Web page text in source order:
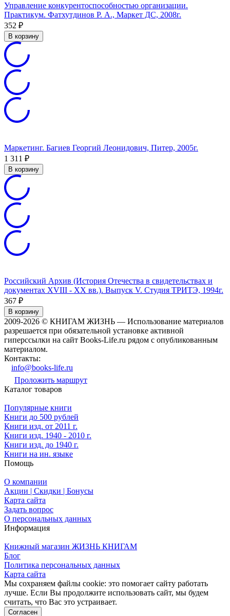
Управление конкурентоспособностью организации.
Практикум. Фатхутдинов Р. А., Маркет ДС, 2008г.
352 ₽
В корзину
Маркетинг. Багиев Георгий Леонидович, Питер, 2005г.
1 311 ₽
В корзину
Российский Архив (История Отечества в свидетельствах и
документах XVIII - XX вв.). Выпуск V. Студия ТРИТЭ, 1994г.
367 ₽
В корзину
2009-2026 © КНИГАМ ЖИЗНЬ — Использование материалов
разрешается при обязательной установке активной
гиперссылки на сайт Books-Life.ru рядом с опубликованным
материалом.
Контакты:
info@books-life.ru
Проложить маршрут
Каталог товаров
Популярные книги
Книги до 500 рублей
Книги изд. от 2011 г.
Книги изд. 1940 - 2010 г.
Книги изд. до 1940 г.
Книги на ин. языке
Помощь
О компании
Акции | Скидки | Бонусы
Карта сайта
Задать вопрос
О персональных данных
Информация
Книжный магазин ЖИЗНЬ КНИГАМ
Блог
Политика персональных данных
Карта сайта
Мы сохраняем файлы cookie: это помогает сайту работать
лучше. Если Вы продолжите использовать сайт, мы будем
считать, что Вас это устраивает.
Согласен